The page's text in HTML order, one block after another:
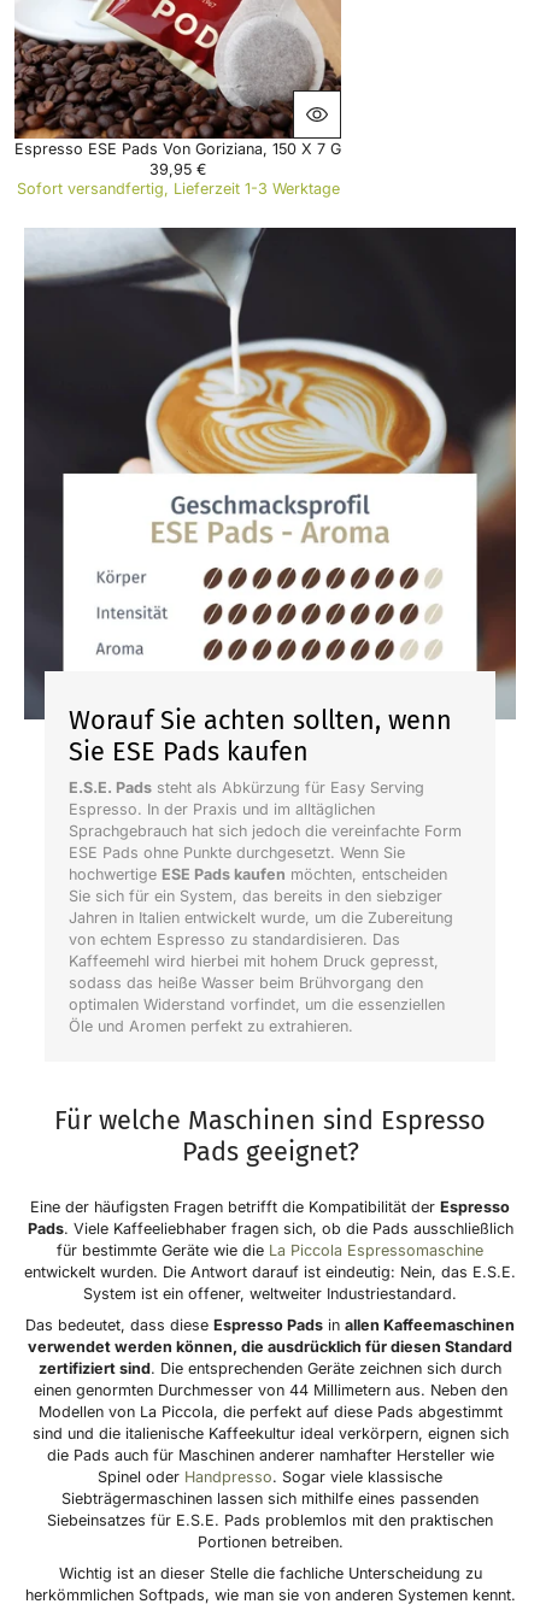
E
6
,
9
5
€
Espresso ESE Pads Von Goriziana, 150 X 7 G
R
E
L
A
E
3
9
,
€
39,95 €
Sofort versandfertig, Lieferzeit 1-3 Werktage
Worauf Sie achten sollten, wenn
Sie ESE Pads kaufen
E.S.E. Pads steht als Abkürzung für Easy Serving
Espresso. In der Praxis und im alltäglichen
Sprachgebrauch hat sich jedoch die vereinfachte Form
ESE Pads ohne Punkte durchgesetzt. Wenn Sie
hochwertige ESE Pads kaufen möchten, entscheiden
Sie sich für ein System, das bereits in den siebziger
Jahren in Italien entwickelt wurde, um die Zubereitung
von echtem Espresso zu standardisieren. Das
Kaffeemehl wird hierbei mit hohem Druck gepresst,
sodass das heiße Wasser beim Brühvorgang den
optimalen Widerstand vorfindet, um die essenziellen
Öle und Aromen perfekt zu extrahieren.
Für welche Maschinen sind Espresso
Pads geeignet?
Eine der häufigsten Fragen betrifft die Kompatibilität der Espresso
Pads. Viele Kaffeeliebhaber fragen sich, ob die Pads ausschließlich
für bestimmte Geräte wie die La Piccola Espressomaschine
entwickelt wurden. Die Antwort darauf ist eindeutig: Nein, das E.S.E.
System ist ein offener, weltweiter Industriestandard.
Das bedeutet, dass diese Espresso Pads in allen Kaffeemaschinen
verwendet werden können, die ausdrücklich für diesen Standard
zertifiziert sind. Die entsprechenden Geräte zeichnen sich durch
einen genormten Durchmesser von 44 Millimetern aus. Neben den
Modellen von La Piccola, die perfekt auf diese Pads abgestimmt
sind und die italienische Kaffeekultur ideal verkörpern, eignen sich
die Pads auch für Maschinen anderer namhafter Hersteller wie
Spinel oder Handpresso. Sogar viele klassische
Siebträgermaschinen lassen sich mithilfe eines passenden
Siebeinsatzes für E.S.E. Pads problemlos mit den praktischen
Portionen betreiben.
Wichtig ist an dieser Stelle die fachliche Unterscheidung zu
herkömmlichen Softpads, wie man sie von anderen Systemen kennt.